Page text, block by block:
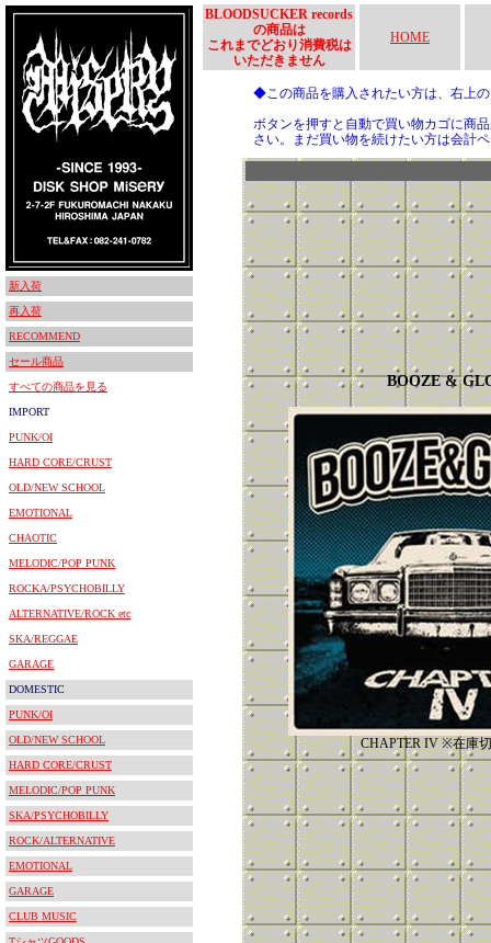
新入荷
再入荷
RECOMMEND
セール商品
すべての商品を見る
IMPORT
PUNK/OI
HARD CORE/CRUST
OLD/NEW SCHOOL
EMOTIONAL
CHAOTIC
MELODIC/POP PUNK
ROCKA/PSYCHOBILLY
ALTERNATIVE/ROCK etc
SKA/REGGAE
GARAGE
DOMESTIC
PUNK/OI
OLD/NEW SCHOOL
HARD CORE/CRUST
MELODIC/POP PUNK
SKA/PSYCHOBILLY
ROCK/ALTERNATIVE
EMOTIONAL
GARAGE
CLUB MUSIC
BLOODSUCKER records
の商品は
これまでどおり消費税は
いただきません
HOME
◆この商品を購入されたい方は、右上
ボタンを押すと自動で買い物カゴに商
さい。まだ買い物を続けたい方は会計
BOOZE &
CHAPTER IV ※在庫